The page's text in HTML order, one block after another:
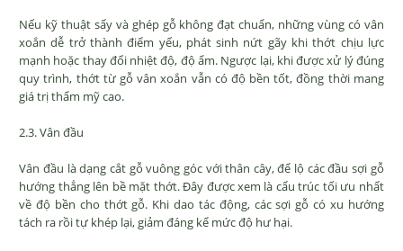
Nếu kỹ thuật sấy và ghép gỗ không đạt chuẩn, những vùng có vân
xoắn dễ trở thành điểm yếu, phát sinh nứt gãy khi thớt chịu lực
mạnh hoặc thay đổi nhiệt độ, độ ẩm. Ngược lại, khi được xử lý đúng
quy trình, thớt từ gỗ vân xoắn vẫn có độ bền tốt, đồng thời mang
giá trị thẩm mỹ cao.
2.3. Vân đầu
Vân đầu là dạng cắt gỗ vuông góc với thân cây, để lộ các đầu sợi gỗ
hướng thẳng lên bề mặt thớt. Đây được xem là cấu trúc tối ưu nhất
về độ bền cho thớt gỗ. Khi dao tác động, các sợi gỗ có xu hướng
tách ra rồi tự khép lại, giảm đáng kể mức độ hư hại.